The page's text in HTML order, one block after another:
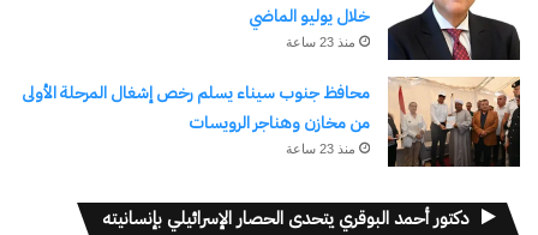
اكتشاف المزيد من
اشترك للحصول على أحدث التدوينات المرسلة إلى بريدك
الإلكتروني.
كتابة بريدك الإلكتروني...
خلال يوليو الماضي
منذ 23 ساعة
محافظ جنوب سيناء يسلم رخص إشغال المرحلة الأولى
من مخازن وهناجر الرويسات
منذ 23 ساعة
دكتور أحمد البوقري يتحدى الحصار الإسرائيلي بإنسانيته